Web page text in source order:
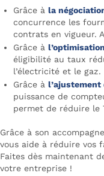
Grâce à la
concurrence les
contrats en vigueur.
Grâce à
éligibilité au taux
l’électricité et le gaz.
Grâce à l’ajustement
puissance de
permet de réduire le
Grâce à son
vous aide à réduire vos
Faites dès maintenant
votre entreprise !